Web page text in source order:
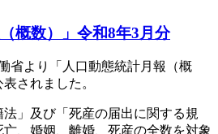
概数）」令和8年3月分
省より「人口動態統計月報（概
されました。
」及び「死産の届出に関する規
、婚姻、離婚、死産の全数を対象